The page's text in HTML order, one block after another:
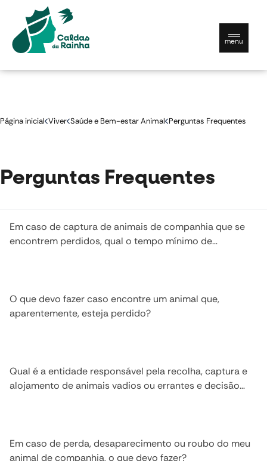
menu
Município
Contactos e serviços Documentos úteis
Página inicial Viver Saúde e Bem-estar Animal Perguntas Frequentes
Perguntas Frequentes
Em caso de captura de animais de companhia que se
encontrem perdidos, qual o tempo mínimo de
O que devo fazer caso encontre um animal que,
aparentemente, esteja perdido?
Qual é a entidade responsável pela recolha, captura e
alojamento de animais vadios ou errantes e decisão
Em caso de perda, desaparecimento ou roubo do meu
animal de companhia, o que devo fazer?